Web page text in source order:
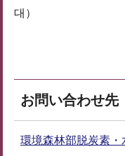
대）
お問い合わせ先
環境森林部脱炭素